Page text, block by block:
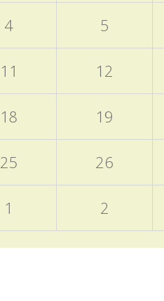
4 5
11 12
18 19
25 26
1 2